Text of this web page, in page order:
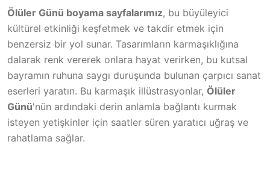
Ölüler Günü boyama sayfalarımız, bu büyüleyici
kültürel etkinliği keşfetmek ve takdir etmek için
benzersiz bir yol sunar. Tasarımların karmaşıklığına
dalarak renk vererek onlara hayat verirken, bu kutsal
bayramın ruhuna saygı duruşunda bulunan çarpıcı sanat
eserleri yaratın. Bu karmaşık illüstrasyonlar, Ölüler
Günü'nün ardındaki derin anlamla bağlantı kurmak
isteyen yetişkinler için saatler süren yaratıcı uğraş ve
rahatlama sağlar.